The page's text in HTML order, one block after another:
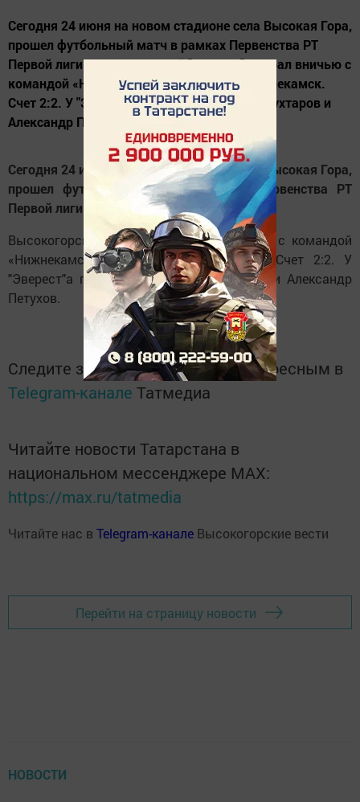
Сегодня 24 июня на новом стадионе села Высокая Гора,
прошел футбольный матч в рамках Первенства РТ
Первой лиги. Высокогорский "Эверест" сыграл вничью с
командой «Нижнекамскнефтехим», г. Нижнекамск.
Счет 2:2. У "Эверест"а голы забили Айрат Мухтаров и
Александр Петухов.
Сегодня 24 июня на новом стадионе села Высокая Гора,
прошел футбольный матч в рамках Первенства РТ
Первой лиги.
Высокогорский "Эверест" сыграл вничью с командой
«Нижнекамскнефтехим», г. Нижнекамск. Счет 2:2. У
"Эверест"а голы забили Айрат Мухтаров и Александр
Петухов.
Следите за самым важным и интересным в
Telegram-канале Татмедиа
Читайте новости Татарстана в
национальном мессенджере MАХ:
https://max.ru/tatmedia
Читайте нас в Telegram-канале Высокогорские вести
Перейти на страницу новости
НОВОСТИ